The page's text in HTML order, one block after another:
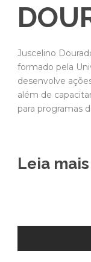
Juscelino
formado pela
desenvolve
além de
para programas
Leia mais